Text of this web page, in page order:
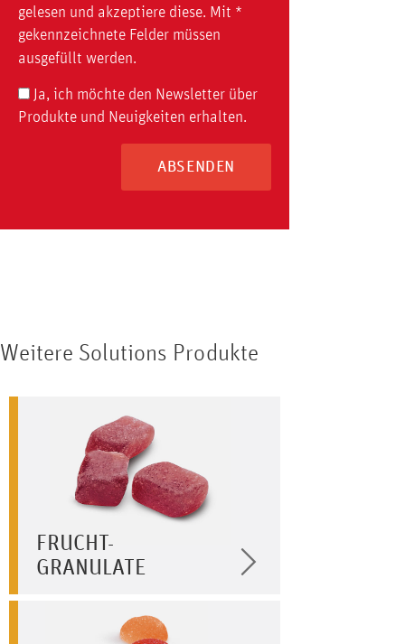
gelesen und akzeptiere diese. Mit *
gekennzeichnete Felder müssen
ausgefüllt werden.
Ja, ich möchte den Newsletter über
Produkte und Neuigkeiten erhalten.
ABSENDEN
Weitere Solutions Produkte
FRUCHT-
GRANULATE